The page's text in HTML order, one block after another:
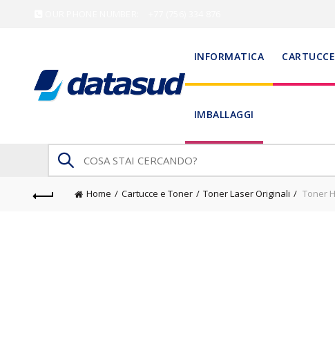
INFORMATICA
IMBALLAGGI
Search
for:
Home Cartucce e Toner Toner Laser Originali Toner